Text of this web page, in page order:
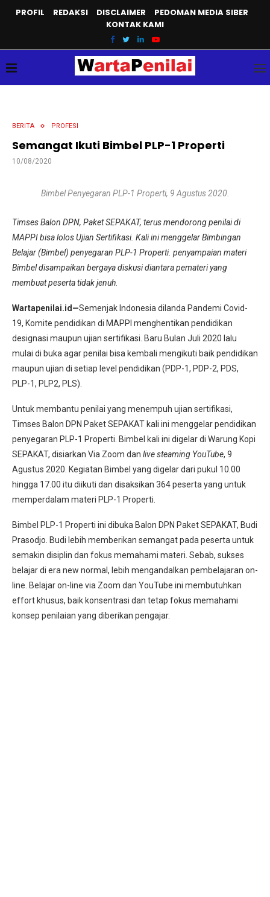
PROFIL REDAKSI DISCLAIMER
PEDOMAN MEDIA SIBER
KONTAK KAMI
BERITA PROFESI
Semangat Ikuti Bimbel PLP-1 Properti
10/08/2020
Bimbel Penyegaran PLP-1 Properti, 9 Agustus 2020.
Timses Balon DPN, Paket SEPAKAT, terus mendorong penilai di
MAPPI bisa lolos Ujian Sertifikasi. Kali ini menggelar Bimbingan
Belajar (Bimbel) penyegaran PLP-1 Properti. penyampaian materi
Bimbel disampaikan bergaya diskusi diantara pemateri yang
membuat peserta tidak jenuh.
Wartapenilai.id—Semenjak Indonesia dilanda Pandemi Covid-
19, Komite pendidikan di MAPPI menghentikan pendidikan
designasi maupun ujian sertifikasi. Baru Bulan Juli 2020 lalu
mulai di buka agar penilai bisa kembali mengikuti baik pendidikan
maupun ujian di setiap level pendidikan (PDP-1, PDP-2, PDS,
PLP-1, PLP2, PLS).
Untuk membantu penilai yang menempuh ujian sertifikasi,
Timses Balon DPN Paket SEPAKAT kali ini menggelar pendidikan
penyegaran PLP-1 Properti. Bimbel kali ini digelar di Warung Kopi
SEPAKAT, disiarkan Via Zoom dan live steaming YouTube, 9
Agustus 2020. Kegiatan Bimbel yang digelar dari pukul 10.00
hingga 17.00 itu diikuti dan disaksikan 364 peserta yang untuk
memperdalam materi PLP-1 Properti.
Bimbel PLP-1 Properti ini dibuka Balon DPN Paket SEPAKAT, Budi
Prasodjo. Budi lebih memberikan semangat pada peserta untuk
semakin disiplin dan fokus memahami materi. Sebab, sukses
belajar di era new normal, lebih mengandalkan pembelajaran on-
line. Belajar on-line via Zoom dan YouTube ini membutuhkan
effort khusus, baik konsentrasi dan tetap fokus memahami
konsep penilaian yang diberikan pengajar.